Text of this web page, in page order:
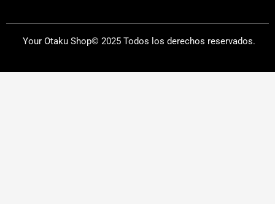
Your Otaku Shop© 2025 Todos los derechos reservados.